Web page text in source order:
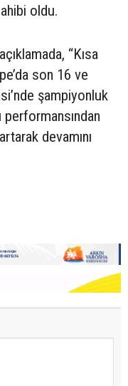
oldu.
“Kısa
son 16 ve
şampiyonluk
performansından
devamını